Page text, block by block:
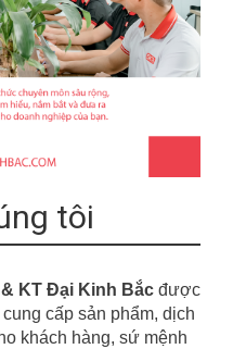
tôi
KT Đại Kinh Bắc được
cấp sản phẩm, dịch
khách hàng, sứ mệnh